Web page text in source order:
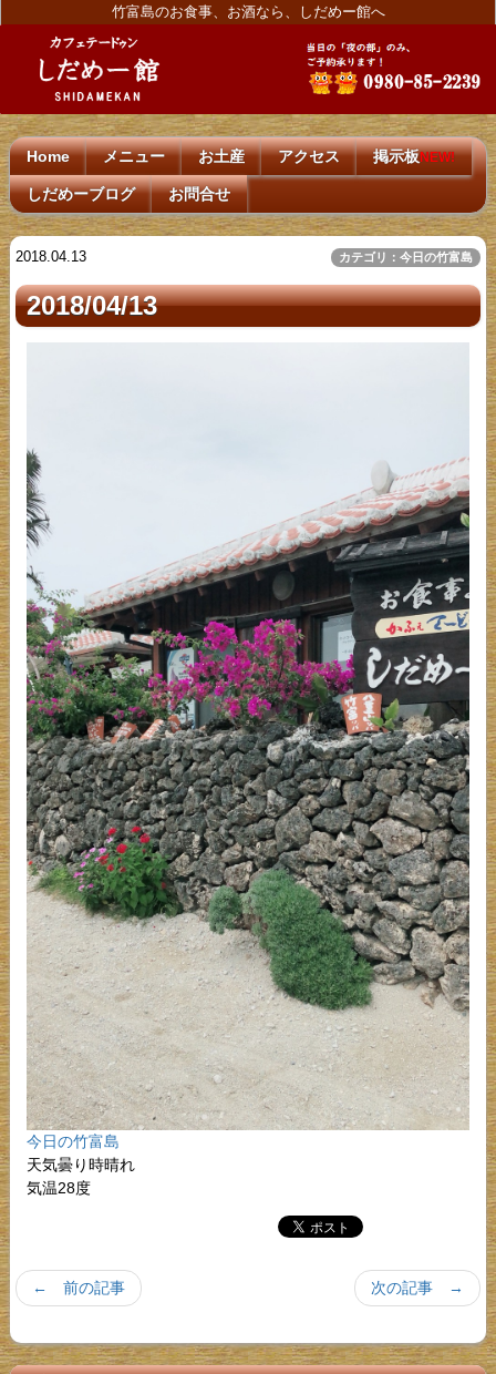
竹富島のお食事、お酒なら、しだめー館へ
Home メニュー お土産 アクセス 掲示板NEW!
しだめーブログ お問合せ
2018.04.13 カテゴリ：今日の竹富島
2018/04/13
今日の竹富島
天気曇り時晴れ
気温28度
次の記事 →
← 前の記事